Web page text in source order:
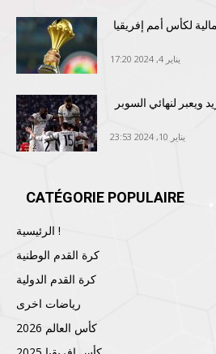
لكأس أمم إفريقيا
يناير 4, 2024 17:20
ويعبر لنهائي السوبر
يناير 10, 2024 23:53
CATÉGORIE POPULAIRE
الرئيسية !
كرة القدم الوطنية
كرة القدم الدولية
رياضات اخرى
كأس العالم 2026